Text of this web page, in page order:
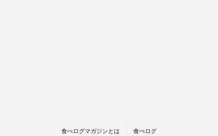
食べログマガジンとは 食べログ